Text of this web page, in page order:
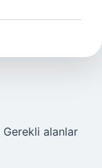
Gerekli alanlar